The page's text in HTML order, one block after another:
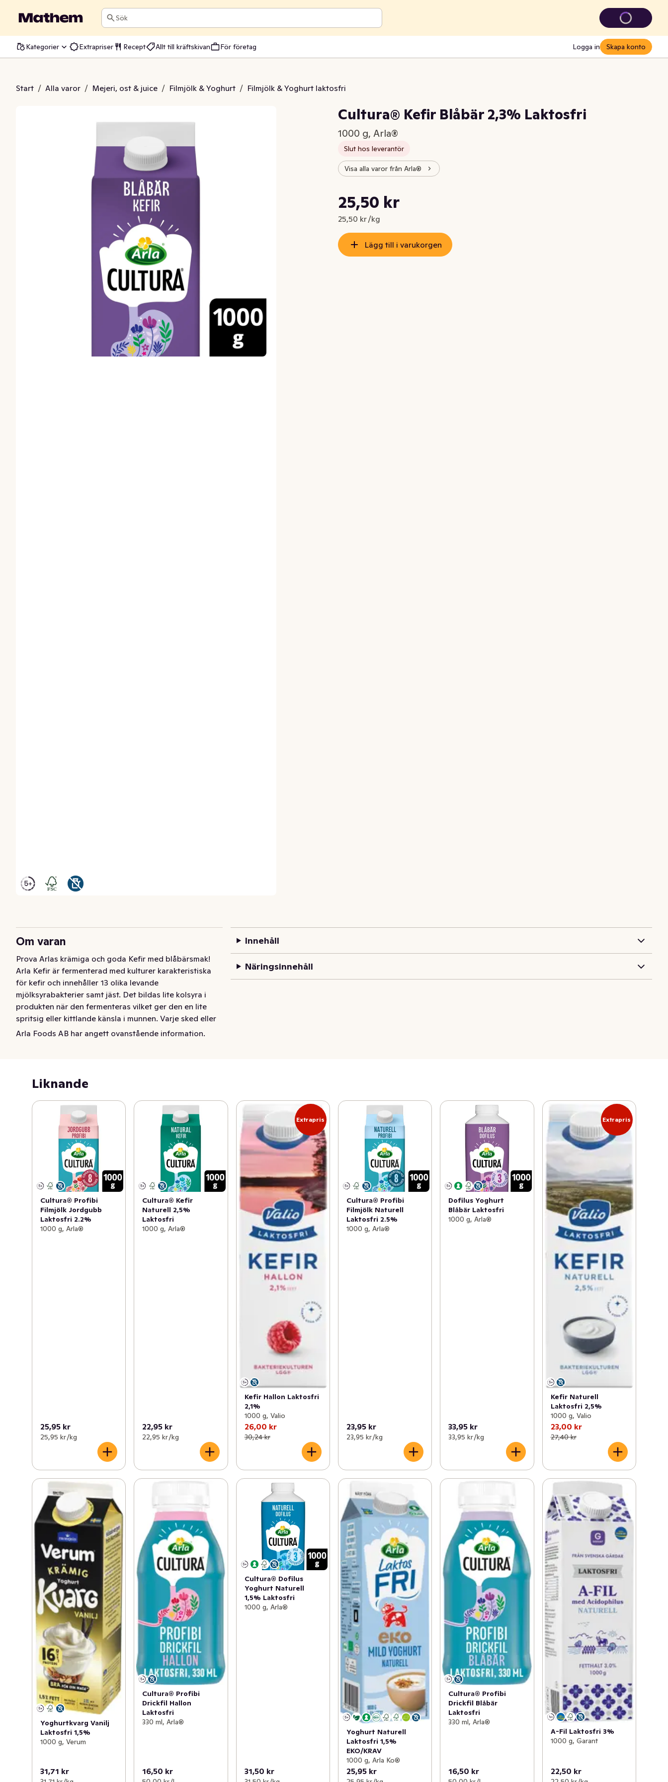
Sök
Kategorier Extrapriser Recept Allt till kräftskivan För företag Logga in Skapa konto
Start / Alla varor / Mejeri, ost & juice / Filmjölk & Yoghurt / Filmjölk & Yoghurt laktosfri
2,3% Laktosfri
Cultura® Kefir Blåbär 2,3% Laktosfri
1000 g, Arla®
Slut hos leverantör
Visa alla varor från Arla®
Nuvarande pris är: 25,50 kr
25,50 kr
25,50 kr /kg
Styckpris: 25,50 kr /kg
Lägg till i varukorgen
Om varan
Prova Arlas krämiga och goda Kefir med blåbärsmak!
Arla Kefir är fermenterad med kulturer karakteristiska
för kefir och innehåller 13 olika levande
mjölksyrabakterier samt jäst. Det bildas lite kolsyra i
produkten när den fermenteras vilket ger den en lite
spritsig eller kittlande känsla i munnen. Varje sked eller
klunk kefir rymmer myriader av goda bakterier. Toppa
svensk mjölk. Kalcium bidrar till
matsmältningsenzymernas normala funktion.
Arla Cultura® Kefir med blåbärssmak fermenteras med
kulturer karakteristiska för kefir och innehåller 13 olika
levande mjölksyrabakterier och jäst. Den är även en
naturlig källa till kalcium som bidrar till
matsmältningsenzymernas normala funktion. Det bästa
du kan göra för din mage är att äta sunt och varierat
samt ha en hälsosam livsstil. Toppa kefiren med färska
bär, nötter eller njut som den är. Gjord på 100% svensk
mjölk från Arlagårdar.
Arla Foods AB har angett ovanstående information.
Innehåll
Näringsinnehåll
Liknande
Cultura® Profibi
Filmjölk Jordgubb
Laktosfri 2.2%
1000 g, Arla®
25,95 kr
25,95 kr /kg
Cultura® Kefir
Naturell 2,5%
Laktosfri
1000 g, Arla®
22,95 kr
22,95 kr /kg
Extrapris
Kefir Hallon Laktosfri
2,1%
1000 g, Valio
26,00 kr
30,24 kr
Cultura® Profibi
Filmjölk Naturell
Laktosfri 2.5%
1000 g, Arla®
23,95 kr
23,95 kr /kg
Dofilus Yoghurt
Blåbär Laktosfri
1000 g, Arla®
33,95 kr
33,95 kr /kg
Extrapris
Kefir Naturell
Laktosfri 2,5%
1000 g, Valio
23,00 kr
27,40 kr
Yoghurtkvarg Vanilj
Laktosfri 1,5%
1000 g, Verum
31,71 kr
Cultura® Profibi
Drickfil Hallon
Laktosfri
330 ml, Arla®
16,50 kr
Cultura® Dofilus
Yoghurt Naturell
1,5% Laktosfri
1000 g, Arla®
31,50 kr
Yoghurt Naturell
Laktosfri 1,5%
EKO/KRAV
1000 g, Arla Ko®
25,95 kr
Cultura® Profibi
Drickfil Blåbär
Laktosfri
330 ml, Arla®
16,50 kr
A-Fil Laktosfri 3%
1000 g, Garant
22,50 kr